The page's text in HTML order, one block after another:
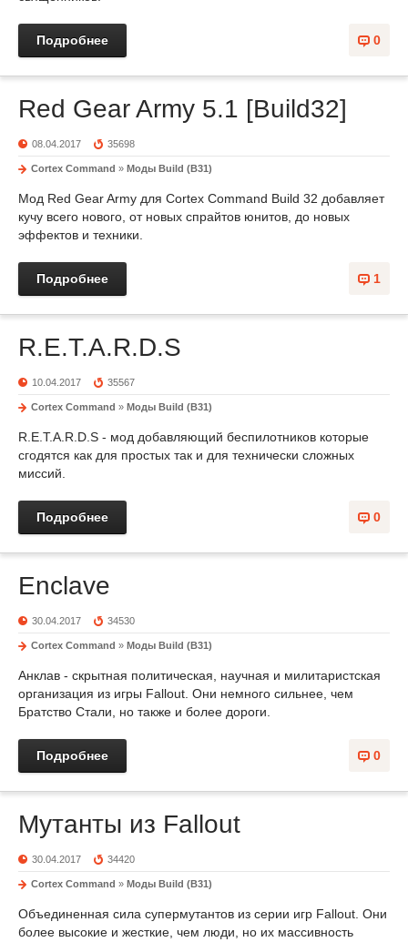
0
Подробнее
Red Gear Army 5.1 [Build32]
08.04.2017 35698
Cortex Command » Моды Build (B31)
Мод Red Gear Army для Cortex Command Build 32 добавляет
кучу всего нового, от новых спрайтов юнитов, до новых
эффектов и техники.
1
Подробнее
R.E.T.A.R.D.S
10.04.2017 35567
Cortex Command » Моды Build (B31)
R.E.T.A.R.D.S - мод добавляющий беспилотников которые
сгодятся как для простых так и для технически сложных
миссий.
0
Подробнее
Enclave
30.04.2017 34530
Cortex Command » Моды Build (B31)
Анклав - скрытная политическая, научная и милитаристская
организация из игры Fallout. Они немного сильнее, чем
Братство Стали, но также и более дороги.
0
Подробнее
Мутанты из Fallout
30.04.2017 34420
Cortex Command » Моды Build (B31)
Объединенная сила супермутантов из серии игр Fallout. Они
более высокие и жесткие, чем люди, но их массивность